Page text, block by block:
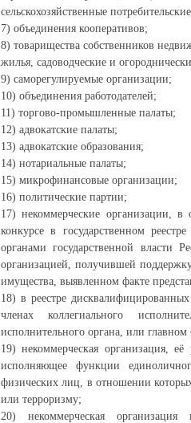
сельскохозяйственные
7) объединения кооперативов;
8) товарищества собственников
жилья, садоводческие и
9) саморегулируемые организации;
10) объединения работодателей;
11) торгово-промышленные палаты;
12) адвокатские палаты;
13) адвокатские образования;
14) нотариальные палаты;
15) микрофинансовые организации;
16) политические партии;
17) некоммерческие организации,
конкурсе в государственном
органами государственной власти
организацией, получившей
имущества, выявленном факте
18) в реестре
членах коллегиального
исполнительного органа, или
19) некоммерческая организация,
исполняющее функции
физических лиц, в отношении
или терроризму;
20) некоммерческая